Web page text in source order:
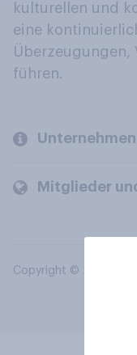
kulturellen und
eine
Überzeugungen,
führen.
Unternehmen
Mitglieder
Copyright © 2026